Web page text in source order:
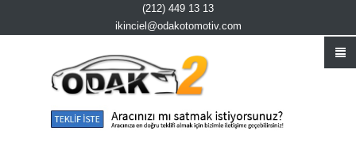
(212) 449 13 13
ikinciel@odakotomotiv.com